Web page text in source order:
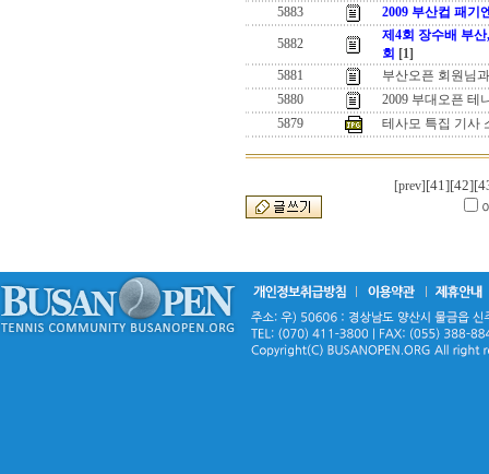
5883
2009 부산컵 패기
5882
제4회 장수배 부
회 [1]
5881
부산오픈 회원님과
5880
2009 부대오픈 테
5879
테사모 특집 기사
[prev] [41][42]